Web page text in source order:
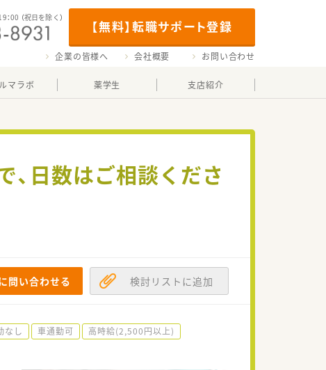
【無料】転職サポート登録
：00 （祝日を除く）
企業の皆様へ 会社概要 お問い合わせ
マラボ 薬学生 支店紹介
日数はご相談くださ
問い合わせる 検討リストに追加
なし 車通勤可
高時給(2,500円以上)